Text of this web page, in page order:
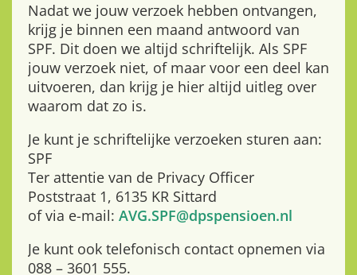
Nadat we jouw verzoek hebben ontvangen,
krijg je binnen een maand antwoord van
SPF. Dit doen we altijd schriftelijk. Als SPF
jouw verzoek niet, of maar voor een deel kan
uitvoeren, dan krijg je hier altijd uitleg over
waarom dat zo is.
Je kunt je schriftelijke verzoeken sturen aan:
SPF
Ter attentie van de Privacy Officer
Poststraat 1, 6135 KR Sittard
of via e-mail: AVG.SPF@dpspensioen.nl
Je kunt ook telefonisch contact opnemen via
088 – 3601 555.